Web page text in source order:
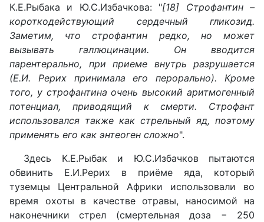
К.Е.Рыбака и Ю.С.Избачкова: "[18] Строфантин –
короткодействующий сердечный гликозид.
Заметим, что строфантин редко, но может
вызывать галлюцинации. Он вводится
парентерально, при приеме внутрь разрушается
(Е.И. Рерих принимала его перорально). Кроме
того, у строфантина очень высокий аритмогенный
потенциал, приводящий к смерти. Строфант
использовался также как стрельный яд, поэтому
применять его как энтеоген сложно".
Здесь К.Е.Рыбак и Ю.С.Избачков пытаются
обвинить Е.И.Рерих в приёме яда, который
туземцы Центральной Африки использовали во
время охоты в качестве отравы, наносимой на
наконечники стрел (смертельная доза − 250